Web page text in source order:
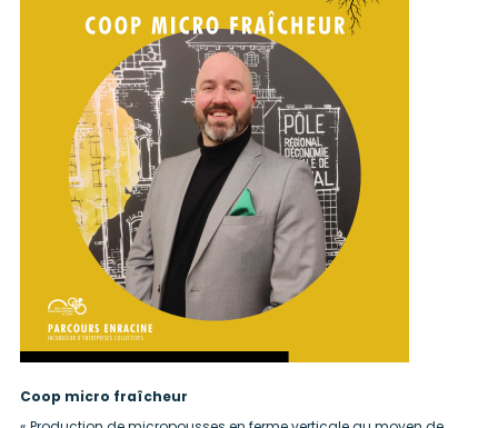
Coop micro fraîcheur